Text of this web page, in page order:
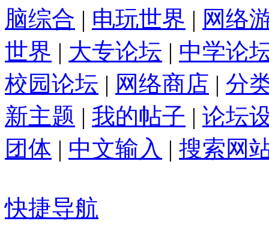
脑综合 | 电玩世界 | 网络
世界 | 大专论坛 | 中学论
校园论坛 | 网络商店 | 分
新主题 | 我的帖子 | 论坛
团体 | 中文输入 | 搜索网
快捷导航